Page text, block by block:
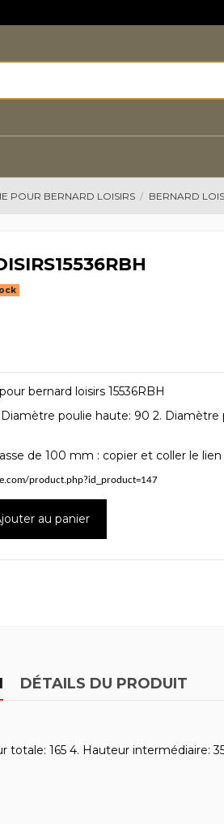
POUR BERNARD LOISIRS BERNARD
bernard loisirs 15536RBH
poulie haute: 90 2. Diamètre
de 100 mm : copier et coller le lien
product.php?id_product=147
au panier
DÉTAILS DU PRODUIT
totale: 165 4. Hauteur intermédiaire: